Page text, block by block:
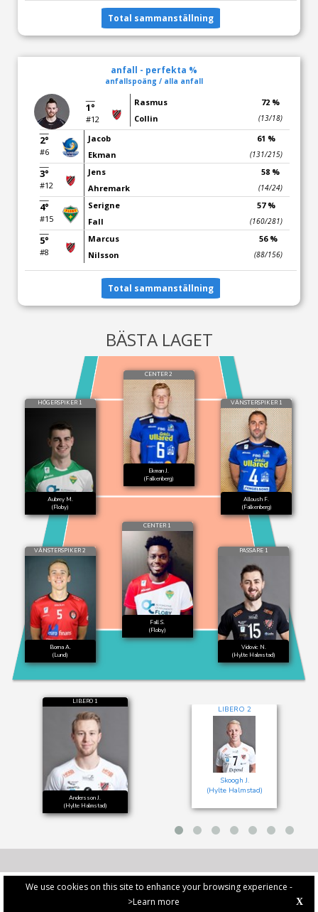
We use cookies on this site to enhance your browsing experience -
>Learn more
X
Total sammanställning
anfall - perfekta %
anfallspoäng / alla anfall
1°
#12
Rasmus
Collin
72 %
(13/18)
2°
#6
Jacob
Ekman
61 %
(131/215)
3°
#12
Jens
Ahremark
58 %
(14/24)
4°
#15
Serigne
Fall
57 %
(160/281)
5°
#8
Marcus
Nilsson
56 %
(88/156)
Total sammanställning
BÄSTA LAGET
HÖGERSPIKER 1
Aubrey M.
(Floby)
CENTER 2
Ekman J.
(Falkenberg)
VÄNSTERSPIKER 1
Alloush F.
(Falkenberg)
VÄNSTERSPIKER 2
Borna A.
(Lund)
CENTER 1
Fall S.
(Floby)
PASSARE 1
Vidovic N.
(Hylte Halmstad)
LIBERO 1
Andersson J.
(Hylte Halmstad)
LIBERO 2
Skoogh J.
(Hylte Halmstad)